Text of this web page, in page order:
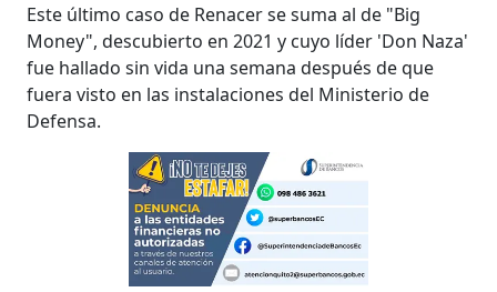
Este último caso de Renacer se suma al de "Big
Money", descubierto en 2021 y cuyo líder 'Don Naza'
fue hallado sin vida una semana después de que
fuera visto en las instalaciones del Ministerio de
Defensa.